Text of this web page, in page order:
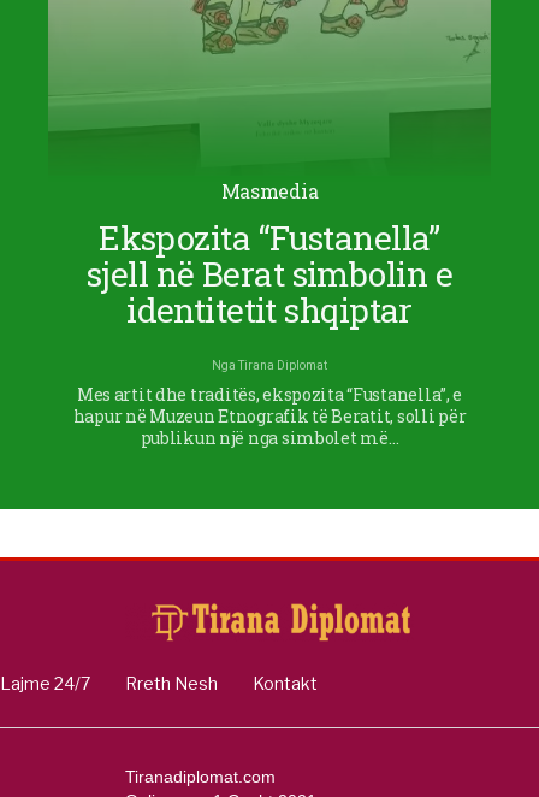
Masmedia
Ekspozita “Fustanella”
sjell në Berat simbolin e
identitetit shqiptar
NgaTirana Diplomat
Mes artit dhe traditës, ekspozita “Fustanella”, e
hapur në Muzeun Etnografik të Beratit, solli për
publikun një nga simbolet më…
Lajme 24/7 Rreth Nesh Kontakt
Tiranadiplomat.com